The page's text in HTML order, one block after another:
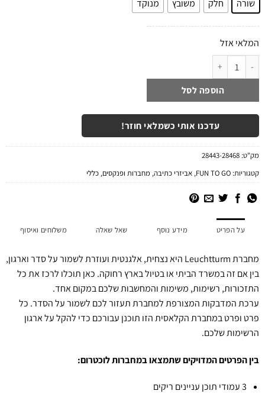
שורה חלק משובץ מנוקד
המלאי אזל
כמות של מחברת A5 כריכה קשה | שחור BLACK
הוספה לסל
עדכנו אותי כשמלאי חוזר!
מק"ט:28443-28468
קטגוריות:FUN TO GO
,אביזרי כתיבה,מחברות ופנקסים,כללי
על הפריט מידע נוסף שאל שאלה משלוחים ואיסוף
מחברת Leuchtturm היא נצחית, אלגנטית ועוזרת לשמור על סדר וארגון,
בין אם זה במשרד הביתי או בטיול בארץ רחוקה. כאן תוכלו לרכז את כל
התזכורות, רשימות, משימות והמחשבות שלכם במקום אחד.
ערכת המדבקות המצורפת למחברת תעזור לכם לשמור על הסדר. כל
פרט ופרט במחברת הקלאסית הזו תוכנן עבורכם כדי להקל על ארגון
הרשימות שלכם.
בין הפרטים המדויקים שתמצאו במחברות לוכטרום:
3 עמודי תוכן עניינים ריקים